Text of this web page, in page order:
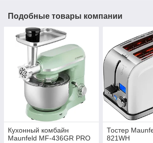
Подобные товары компании
Кухонный комбайн
Maunfeld MF-436GR PRO
Тостер
821WH